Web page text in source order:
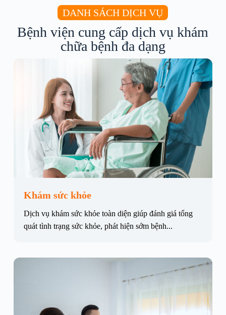
DANH SÁCH DỊCH VỤ
Bệnh viện cung cấp dịch vụ khám
chữa bệnh đa dạng
Khám sức khỏe
Dịch vụ khám sức khỏe toàn diện giúp đánh giá tổng
quát tình trạng sức khỏe, phát hiện sớm bệnh...